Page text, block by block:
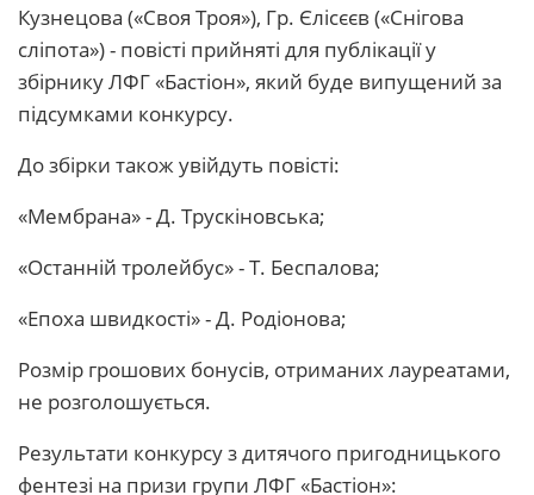
Кузнецова («Своя Троя»), Гр. Єлісєєв («Снігова
сліпота») - повісті прийняті для публікації у
збірнику ЛФГ «Бастіон», який буде випущений за
підсумками конкурсу.
До збірки також увійдуть повісті:
«Мембрана» - Д. Трускіновська;
«Останній тролейбус» - Т. Беспалова;
«Епоха швидкості» - Д. Родіонова;
Розмір грошових бонусів, отриманих лауреатами,
не розголошується.
Результати конкурсу з дитячого пригодницького
фентезі на призи групи ЛФГ «Бастіон»: